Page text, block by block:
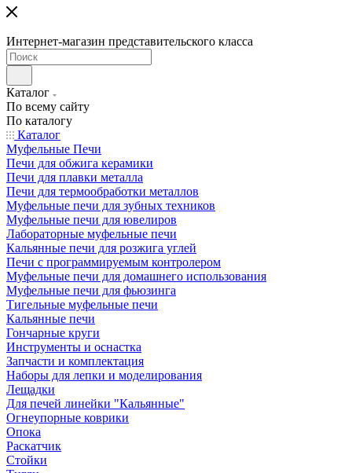
Интернет-магазин представительского класса
Каталог
По всему сайту
По каталогу
Каталог
Муфельные Печи
Печи для обжига керамики
Печи для плавки металла
Печи для термообработки металлов
Муфельные печи для зубных техников
Муфельные печи для ювелиров
Лабораторные муфельные печи
Кальянные печи для розжига углей
Печи с программируемым контролером
Муфельные печи для домашнего использования
Муфельные печи для фьюзинга
Тигельные муфельные печи
Кальянные печи
Гончарные круги
Инструменты и оснастка
Запчасти и комплектация
Наборы для лепки и моделирования
Лещадки
Для печей линейки "Кальянные"
Огнеупорные коврики
Опока
Раскатчик
Стойки